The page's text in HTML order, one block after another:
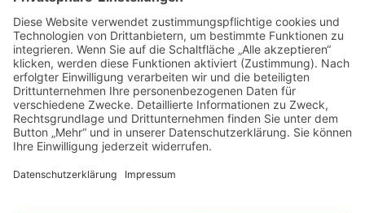
BIENENZUCHTVEREIN SULZBACH-ROSENBERG
1871 E.V.
1. Vorsitzender
Matthias Bohmann
Siebeneichen 13
92237 Sulzbach-Rosenberg
E-Mail: vorstand@bienenzuchtverein-sulzbach-